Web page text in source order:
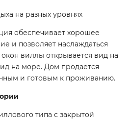
на разных уровнях
обеспечивает хорошее
и позволяет наслаждаться
виллы открывается вид на
на море. Дом продаётся
и готовым к проживанию.
типа с закрытой